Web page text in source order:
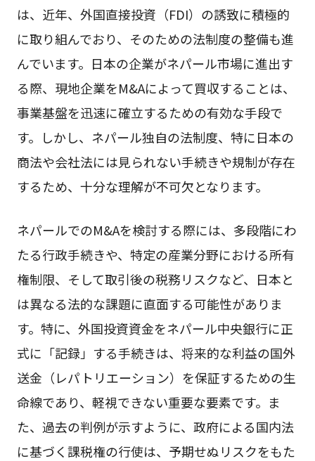
は、近年、外国直接投資（FDI）の誘致に積極的
に取り組んでおり、そのための法制度の整備も進
んでいます。日本の企業がネパール市場に進出す
る際、現地企業をM&Aによって買収することは、
事業基盤を迅速に確立するための有効な手段で
す。しかし、ネパール独自の法制度、特に日本の
商法や会社法には見られない手続きや規制が存在
するため、十分な理解が不可欠となります。
ネパールでのM&Aを検討する際には、多段階にわ
たる行政手続きや、特定の産業分野における所有
権制限、そして取引後の税務リスクなど、日本と
は異なる法的な課題に直面する可能性がありま
す。特に、外国投資資金をネパール中央銀行に正
式に「記録」する手続きは、将来的な利益の国外
送金（レパトリエーション）を保証するための生
命線であり、軽視できない重要な要素です。ま
た、過去の判例が示すように、政府による国内法
に基づく課税権の行使は、予期せぬリスクをもた